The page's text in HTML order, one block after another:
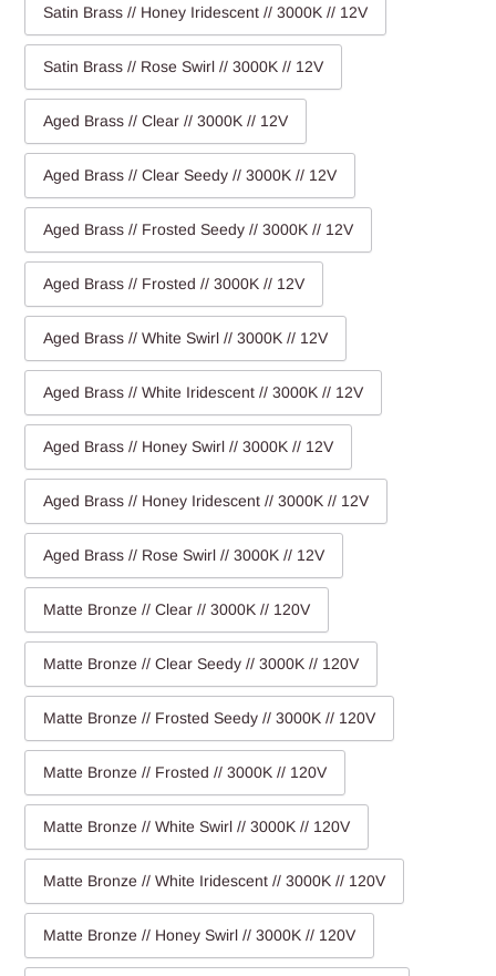
Satin Brass // Honey Iridescent // 3000K // 12V
Satin Brass // Rose Swirl // 3000K // 12V
Aged Brass // Clear // 3000K // 12V
Aged Brass // Clear Seedy // 3000K // 12V
Aged Brass // Frosted Seedy // 3000K // 12V
Aged Brass // Frosted // 3000K // 12V
Aged Brass // White Swirl // 3000K // 12V
Aged Brass // White Iridescent // 3000K // 12V
Aged Brass // Honey Swirl // 3000K // 12V
Aged Brass // Honey Iridescent // 3000K // 12V
Aged Brass // Rose Swirl // 3000K // 12V
Matte Bronze // Clear // 3000K // 120V
Matte Bronze // Clear Seedy // 3000K // 120V
Matte Bronze // Frosted Seedy // 3000K // 120V
Matte Bronze // Frosted // 3000K // 120V
Matte Bronze // White Swirl // 3000K // 120V
Matte Bronze // White Iridescent // 3000K // 120V
Matte Bronze // Honey Swirl // 3000K // 120V